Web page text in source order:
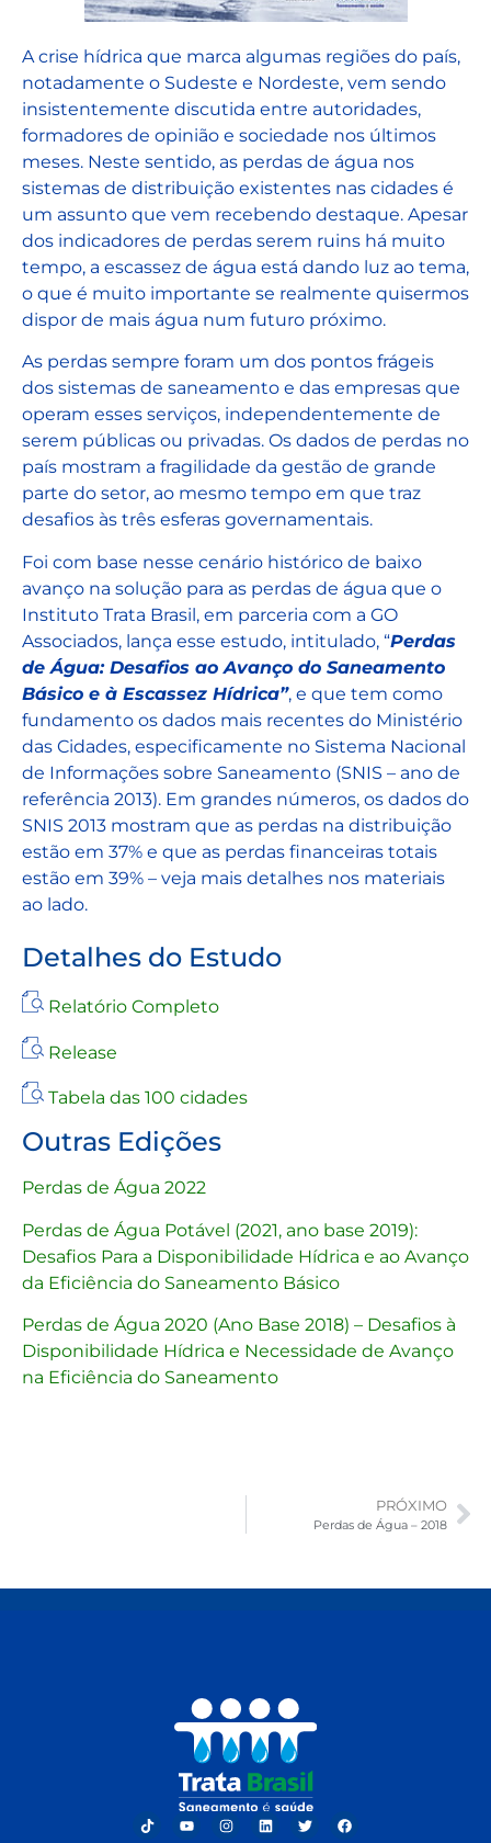
A crise hídrica que marca algumas regiões do país,
notadamente o Sudeste e Nordeste, vem sendo
insistentemente discutida entre autoridades,
formadores de opinião e sociedade nos últimos
meses. Neste sentido, as perdas de água nos
sistemas de distribuição existentes nas cidades é
um assunto que vem recebendo destaque. Apesar
dos indicadores de perdas serem ruins há muito
tempo, a escassez de água está dando luz ao tema,
o que é muito importante se realmente quisermos
dispor de mais água num futuro próximo.
As perdas sempre foram um dos pontos frágeis
dos sistemas de saneamento e das empresas que
operam esses serviços, independentemente de
serem públicas ou privadas. Os dados de perdas no
país mostram a fragilidade da gestão de grande
parte do setor, ao mesmo tempo em que traz
desafios às três esferas governamentais.
Foi com base nesse cenário histórico de baixo
avanço na solução para as perdas de água que o
Instituto Trata Brasil, em parceria com a GO
Associados, lança esse estudo, intitulado, “Perdas
de Água: Desafios ao Avanço do Saneamento
Básico e à Escassez Hídrica”, e que tem como
fundamento os dados mais recentes do Ministério
das Cidades, especificamente no Sistema Nacional
de Informações sobre Saneamento (SNIS – ano de
referência 2013). Em grandes números, os dados do
SNIS 2013 mostram que as perdas na distribuição
estão em 37% e que as perdas financeiras totais
estão em 39% – veja mais detalhes nos materiais
ao lado.
Detalhes do Estudo
Relatório Completo
Release
Tabela das 100 cidades
Outras Edições
Perdas de Água 2022
Perdas de Água Potável (2021, ano base 2019):
Desafios Para a Disponibilidade Hídrica e ao Avanço
da Eficiência do Saneamento Básico
Perdas de Água 2020 (Ano Base 2018) – Desafios à
Disponibilidade Hídrica e Necessidade de Avanço
na Eficiência do Saneamento
PRÓXIMO
Perdas de Água – 2018